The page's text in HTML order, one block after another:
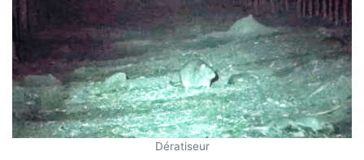
Dératiseur